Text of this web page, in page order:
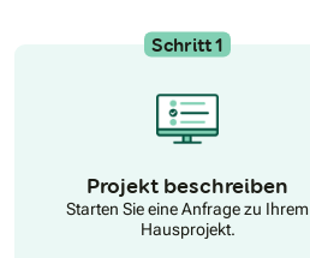
den Eigenverbrauch optimiert.
für Ihre Mobilität und vertreiben die
moderner Langzeit-
setzen Sie auf ein komplett
versorgt.
Schritt 1
Projekt beschreiben
Starten Sie eine Anfrage zu Ihrem
Hausprojekt.